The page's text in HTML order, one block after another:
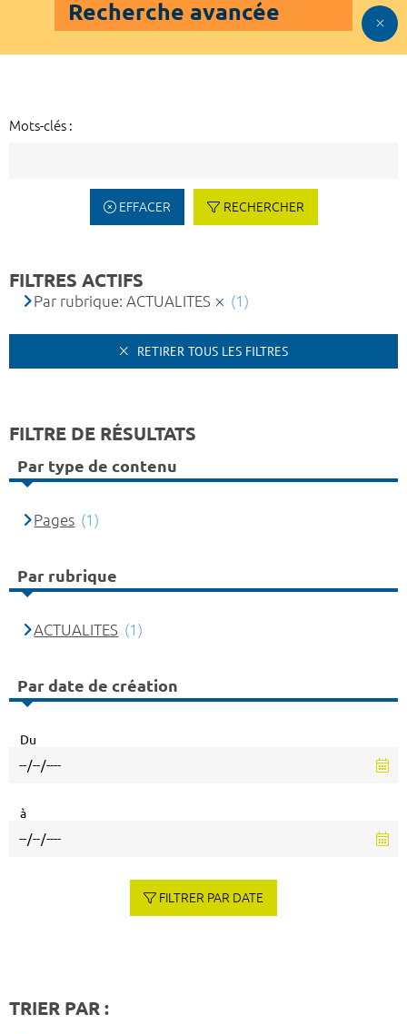
Recherche avancée
Mots-clés :
EFFACER RECHERCHER
FILTRES ACTIFS
Par rubrique: ACTUALITES (1)
RETIRER TOUS LES FILTRES
FILTRE DE RÉSULTATS
Par type de contenu
Pages (1)
Par rubrique
ACTUALITES (1)
Par date de création
Du
à
FILTRER PAR DATE
TRIER PAR :